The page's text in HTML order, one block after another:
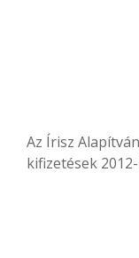
Az Írisz
kifizetések